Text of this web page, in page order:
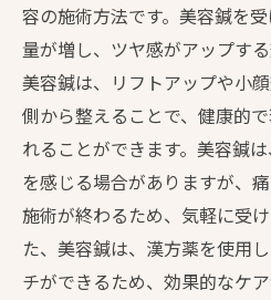
容の施術方法です。美容鍼を
量が増し、ツヤ感がアップす
美容鍼は、リフトアップや小
側から整えることで、健康的
れることができます。美容鍼
を感じる場合がありますが、
施術が終わるため、気軽に受
た、美容鍼は、漢方薬を使用
チができるため、効果的なケ